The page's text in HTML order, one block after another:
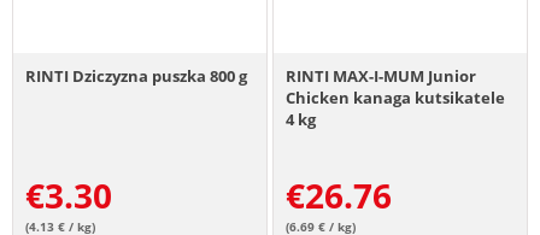
RINTI Dziczyzna puszka 800 g
€3.30
(4.13 € / kg)
RINTI MAX-I-MUM Junior
Chicken kanaga kutsikatele
4 kg
€26.76
(6.69 € / kg)